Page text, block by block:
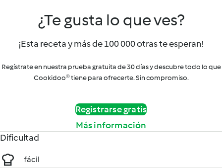
¿Te gusta lo que ves?
¡Esta receta y más de 100 000 otras te esperan!
Regístrate en nuestra prueba gratuita de 30 días y descubre todo lo que
Cookidoo® tiene para ofrecerte. Sin compromiso.
Registrarse gratis
Más información
Dificultad
fácil